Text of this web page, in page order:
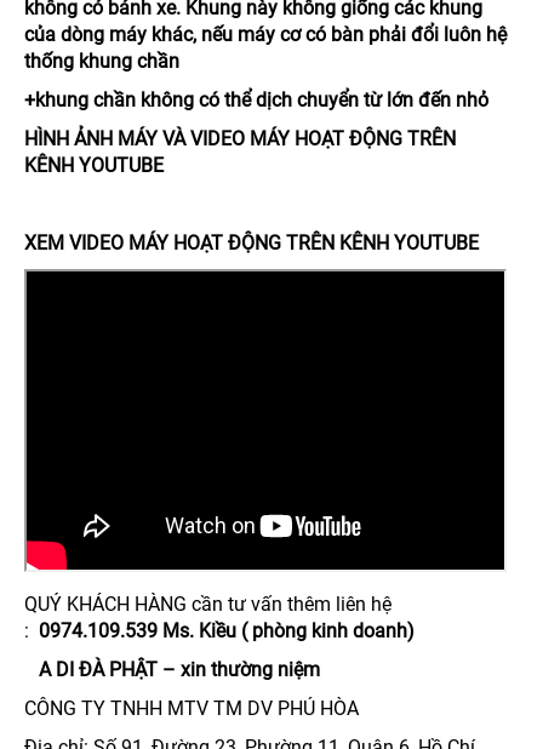
không có bánh xe. Khung này không giống các khung
của dòng máy khác, nếu máy cơ có bàn phải đổi luôn hệ
thống khung chần
+khung chần không có thể dịch chuyển từ lớn đến nhỏ
HÌNH ẢNH MÁY VÀ VIDEO MÁY HOẠT ĐỘNG TRÊN
KÊNH YOUTUBE
XEM VIDEO MÁY HOẠT ĐỘNG TRÊN KÊNH YOUTUBE
QUÝ KHÁCH HÀNG cần tư vấn thêm liên hệ
: 0974.109.539 Ms. Kiều ( phòng kinh doanh)
A DI ĐÀ PHẬT – xin thường niệm
CÔNG TY TNHH MTV TM DV PHÚ HÒA